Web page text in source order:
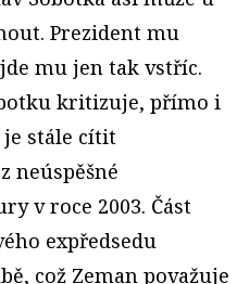
Prezident mu
mu jen tak vstříc.
kritizuje, přímo i
stále cítit
neúspěšné
v roce 2003. Část
expředsedu
což Zeman považuje